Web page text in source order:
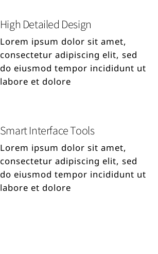
High Detailed Design
Lorem ipsum dolor sit amet,
consectetur adipiscing elit, sed
do eiusmod tempor incididunt ut
labore et dolore
Smart Interface Tools
Lorem ipsum dolor sit amet,
consectetur adipiscing elit, sed
do eiusmod tempor incididunt ut
labore et dolore